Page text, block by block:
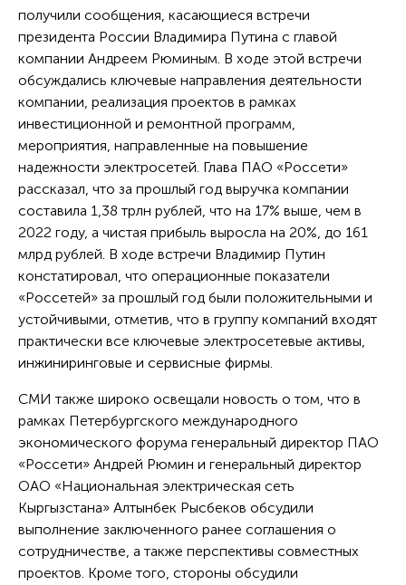
получили сообщения, касающиеся встречи
президента России Владимира Путина с главой
компании Андреем Рюминым. В ходе этой встречи
обсуждались ключевые направления деятельности
компании, реализация проектов в рамках
инвестиционной и ремонтной программ,
мероприятия, направленные на повышение
надежности электросетей. Глава ПАО «Россети»
рассказал, что за прошлый год выручка компании
составила 1,38 трлн рублей, что на 17% выше, чем в
2022 году, а чистая прибыль выросла на 20%, до 161
млрд рублей. В ходе встречи Владимир Путин
констатировал, что операционные показатели
«Россетей» за прошлый год были положительными и
устойчивыми, отметив, что в группу компаний входят
практически все ключевые электросетевые активы,
инжиниринговые и сервисные фирмы.
СМИ также широко освещали новость о том, что в
рамках Петербургского международного
экономического форума генеральный директор ПАО
«Россети» Андрей Рюмин и генеральный директор
ОАО «Национальная электрическая сеть
Кыргызстана» Алтынбек Рысбеков обсудили
выполнение заключенного ранее соглашения о
сотрудничестве, а также перспективы совместных
проектов. Кроме того, стороны обсудили